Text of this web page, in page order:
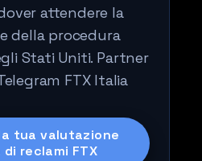
attendere la
della procedura
Stati Uniti. Partner
FTX Italia
tua valutazione
reclami FTX